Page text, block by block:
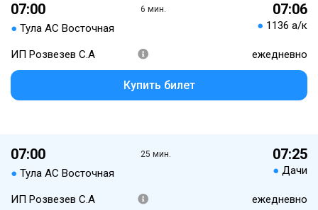
07:00
● Тула АС Восточная
6 мин. 07:06
● 1136 а/к
ИП Розвезев С.А ежедневно
Купить билет
07:00
● Тула АС Восточная
25 мин. 07:25
● Дачи
ИП Розвезев С.А ежедневно